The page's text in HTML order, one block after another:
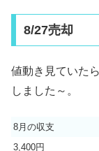
8/27売却
値動き見ていた
しました～。
8月の収支
3,400円